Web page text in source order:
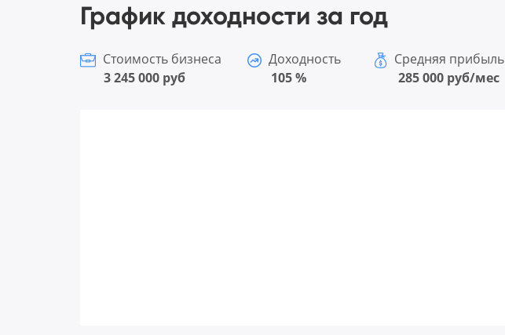
График доходности за год
Стоимость бизнеса
3 245 000 руб
Доходность
105 %
Средняя прибыль
285 000 руб/мес